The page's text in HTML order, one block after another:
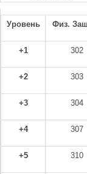
Уровень Физ.
+1 302
+2 303
+3 304
+4 307
+5 310